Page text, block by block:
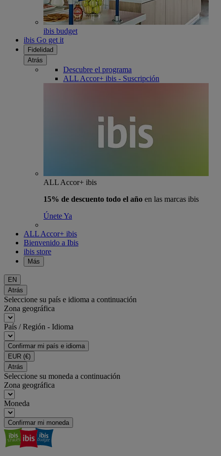
ibis budget
ibis Go get it
Fidelidad
Atrás
Descubre el programa
ALL Accor+ ibis - Suscripción
ALL Accor+ ibis
15% de descuento todo el año en las marcas ibis
Únete Ya
ALL Accor+ ibis
Bienvenido a Ibis
ibis store
Más
EN
Atrás
Seleccione su país e idioma a continuación
Zona geográfica
País / Región - Idioma
Confirmar mi país e idioma
EUR (€)
Atrás
Seleccione su moneda a continuación
Zona geográfica
Moneda
Confirmar mi moneda